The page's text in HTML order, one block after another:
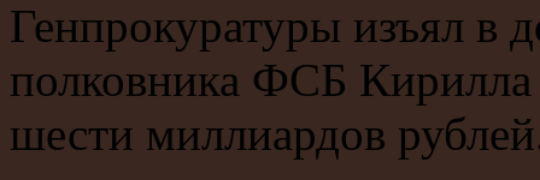
Генпрокуратуры изъял в
полковника ФСБ
шести миллиардов